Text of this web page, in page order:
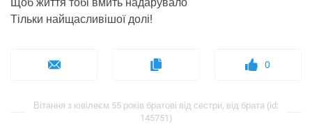
Тільки найщасливішої долі!
0
Вітання з ювілеєм 55 років братові від сестри, від брата (id:
145751)